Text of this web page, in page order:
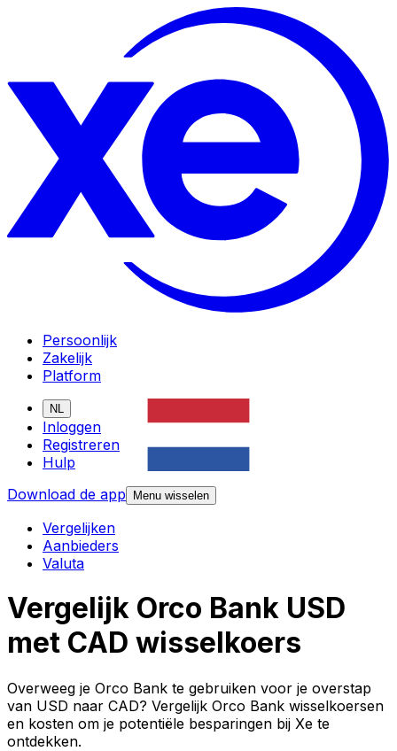
Persoonlijk
Zakelijk
Platform
NL
Inloggen
Registreren
Hulp
Download de app
Menu wisselen
Vergelijken
Aanbieders
Valuta
Vergelijk Orco Bank USD
met CAD wisselkoers
Overweeg je Orco Bank te gebruiken voor je overstap
van USD naar CAD? Vergelijk Orco Bank wisselkoersen
en kosten om je potentiële besparingen bij Xe te
ontdekken.